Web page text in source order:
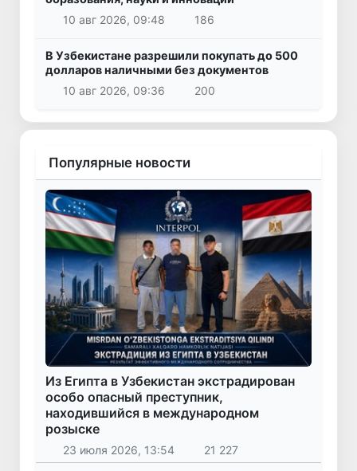
10 авг 2026, 09:48
186
В Узбекистане разрешили покупать до 500
долларов наличными без документов
10 авг 2026, 09:36
200
Популярные новости
Из Египта в Узбекистан экстрадирован
особо опасный преступник,
находившийся в международном
розыске
23 июля 2026, 13:54 21 227